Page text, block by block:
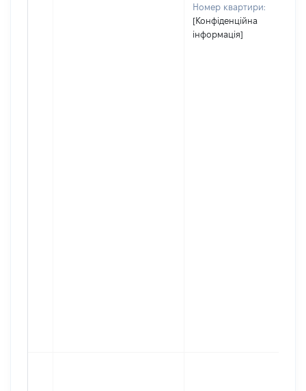
Номер квартири:
[Конфіденційна
інформація]